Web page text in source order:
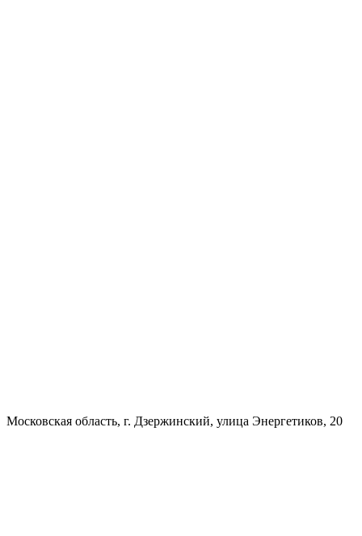
Московская область, г. Дзержинский, улица Энергетиков, 20